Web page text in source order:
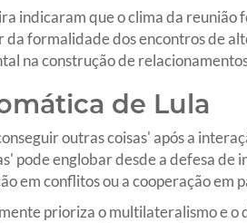
indicaram que o clima da
formalidade dos encontros de
na construção de
de Lula
outras coisas' após a
pode englobar desde a defesa de
em conflitos ou a cooperação em
prioriza o multilateralismo e o